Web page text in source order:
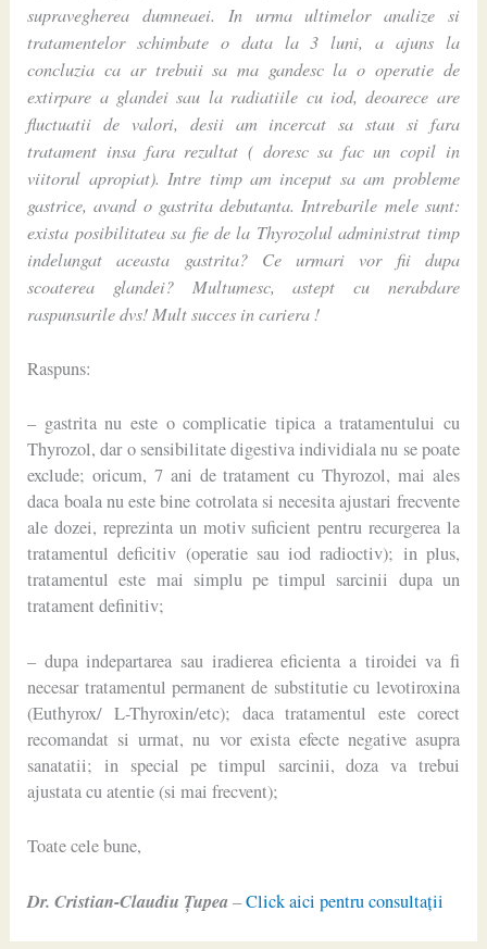
supravegherea dumneaei. In urma ultimelor analize si
tratamentelor schimbate o data la 3 luni, a ajuns la
concluzia ca ar trebuii sa ma gandesc la o operatie de
extirpare a glandei sau la radiatiile cu iod, deoarece are
fluctuatii de valori, desii am incercat sa stau si fara
tratament insa fara rezultat ( doresc sa fac un copil in
viitorul apropiat). Intre timp am inceput sa am probleme
gastrice, avand o gastrita debutanta. Intrebarile mele sunt:
exista posibilitatea sa fie de la Thyrozolul administrat timp
indelungat aceasta gastrita? Ce urmari vor fii dupa
scoaterea glandei? Multumesc, astept cu nerabdare
raspunsurile dvs! Mult succes in cariera !
Raspuns:
– gastrita nu este o complicatie tipica a tratamentului cu
Thyrozol, dar o sensibilitate digestiva individiala nu se poate
exclude; oricum, 7 ani de tratament cu Thyrozol, mai ales
daca boala nu este bine cotrolata si necesita ajustari frecvente
ale dozei, reprezinta un motiv suficient pentru recurgerea la
tratamentul deficitiv (operatie sau iod radioctiv); in plus,
tratamentul este mai simplu pe timpul sarcinii dupa un
tratament definitiv;
– dupa indepartarea sau iradierea eficienta a tiroidei va fi
necesar tratamentul permanent de substitutie cu levotiroxina
(Euthyrox/ L-Thyroxin/etc); daca tratamentul este corect
recomandat si urmat, nu vor exista efecte negative asupra
sanatatii; in special pe timpul sarcinii, doza va trebui
ajustata cu atentie (si mai frecvent);
Toate cele bune,
Dr. Cristian-Claudiu Ţupea–Click aici pentru consultaţii